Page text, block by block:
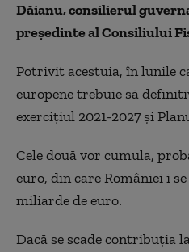
Dăianu, consilierul
preşedinte al Consiliului
Potrivit acestuia, în lunile
europene trebuie să
exerciţiul 2021-2027 şi
Cele două vor cumula,
euro, din care României i
miliarde de euro.
Dacă se scade contribuţia